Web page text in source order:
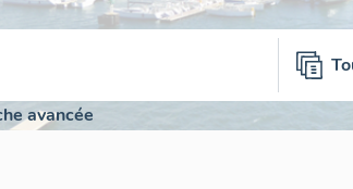
avancée